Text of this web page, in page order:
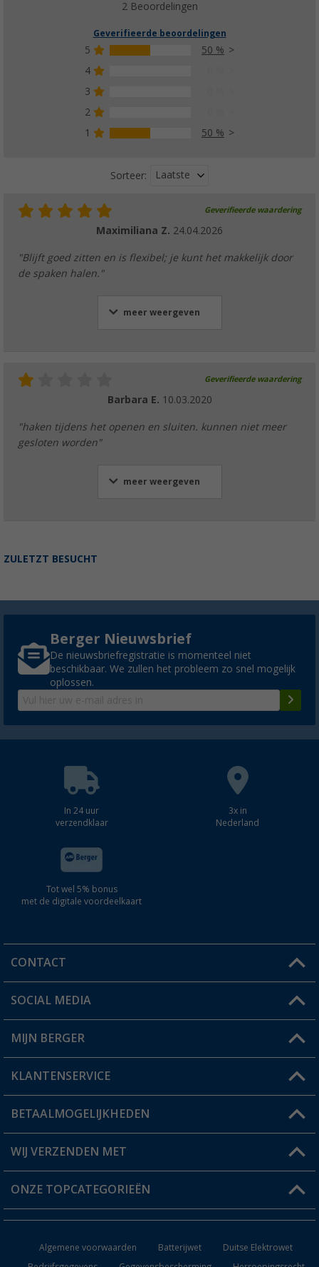
vanaf€ 1.092,-
Sonax SX90 Plus multifunctionele olie met
€ 7,99 Adviesprijs
2 Beoordelingen
Geverifieerde beoordelingen
5
50 %
4
3
2
1
50 %
Sorteer: Laatste
Geverifieerde waardering
Maximiliana Z. 24.04.2026
"Blijft goed zitten en is flexibel; je kunt het makkelijk door
de spaken halen."
meer weergeven
Geverifieerde waardering
Barbara E. 10.03.2020
"haken tijdens het openen en sluiten. kunnen niet meer
gesloten worden"
meer weergeven
ZULETZT BESUCHT
Berger Nieuwsbrief
De nieuwsbriefregistratie is momenteel niet
beschikbaar. We zullen het probleem zo snel mogelijk
oplossen.
In 24 uur
verzendklaar
3x in
Nederland
Tot wel 5% bonus
met de digitale voordeelkaart
CONTACT
Een vraag?
Winkel vinden
SOCIAL MEDIA
MIJN BERGER
Mijn account
Status bestelling
Verlanglijstje
KLANTENSERVICE
FAQ & Contact
Verzendinformatie
Catalogus
BETAALMOGELIJKHEDEN
WIJ VERZENDEN MET
ONZE TOPCATEGORIEËN
Keukenaccessoires
Algemene voorwaarden Batterijwet
Duitse Elektrowet